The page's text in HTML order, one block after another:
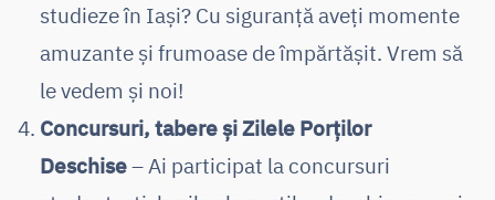
studieze în Iași? Cu siguranță aveți momente
amuzante și frumoase de împărtășit. Vrem să
le vedem și noi!
Concursuri, tabere și Zilele Porților
Deschise– Ai participat la concursuri